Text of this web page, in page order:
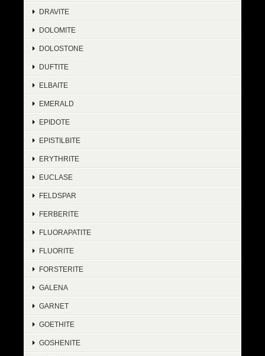
DRAVITE
DOLOMITE
DOLOSTONE
DUFTITE
ELBAITE
EMERALD
EPIDOTE
EPISTILBITE
ERYTHRITE
EUCLASE
FELDSPAR
FERBERITE
FLUORAPATITE
FLUORITE
FORSTERITE
GALENA
GARNET
GOETHITE
GOSHENITE